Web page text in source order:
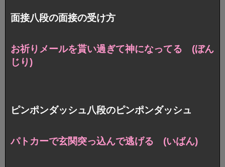
面接八段の面接の受け方
お祈りメールを貰い過ぎて神になってる (ぼん
じり)
ピンポンダッシュ八段のピンポンダッシュ
パトカーで玄関突っ込んで逃げる (いばん)